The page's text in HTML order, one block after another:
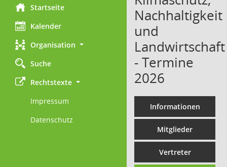
Startseite
Kalender
Organisation
Suche
Rechtstexte
Impressum
Datenschutz
Nachhaltigkeit
und
Landwirtschaft
- Termine
2026
Informationen
Mitglieder
Vertreter